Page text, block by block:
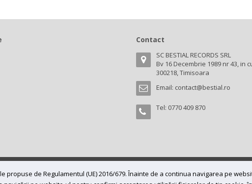
de Regulamentul (UE) 2016/679. Înainte de a continua navigarea pe
Contact
SC BESTIAL RECORDS SRL
Bv 16 Decembrie 1989 nr 43, in
300218, Timisoara
Email: contact@bestial.ro
Tel: 0770 409 870
1989 nr 43, in curte la Neuromed,